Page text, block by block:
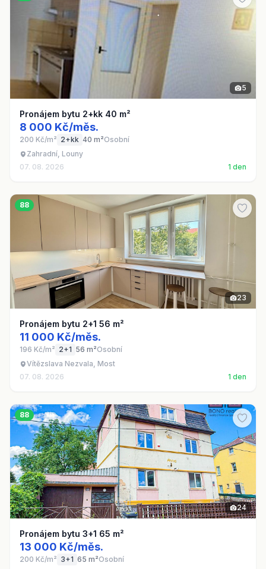
5
Pronájem bytu 2+kk 40 m²
8 000 Kč/měs.
200 Kč/m² 2+kk 40 m²Osobní
Zahradní, Louny
07. 08. 2026
1 den
88
23
Pronájem bytu 2+1 56 m²
11 000 Kč/měs.
196 Kč/m² 2+1 56 m²Osobní
Vítězslava Nezvala, Most
07. 08. 2026
1 den
88
24
Pronájem bytu 3+1 65 m²
13 000 Kč/měs.
200 Kč/m² 3+1 65 m²Osobní